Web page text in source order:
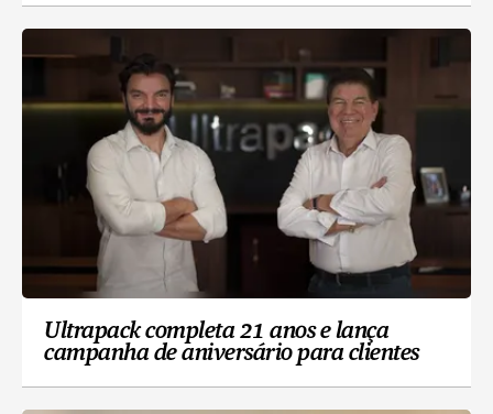
Ultrapack completa 21 anos e lança
campanha de aniversário para clientes